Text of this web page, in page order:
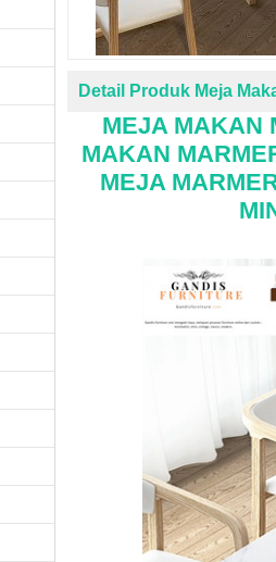
Detail Produk Meja
MEJA MAKAN
MAKAN
MEJA